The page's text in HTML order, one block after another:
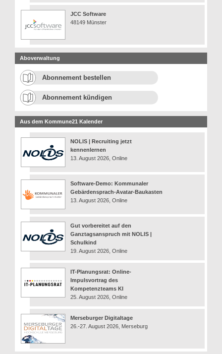
JCC Software
48149 Münster
Aboverwaltung
Abonnement bestellen
Abonnement kündigen
Aus dem Kommune21 Kalender
NOLIS | Recruiting jetzt
kennenlernen
13. August 2026, Online
Software-Demo: Kommunaler
Gebärdensprach-Avatar-Baukasten
13. August 2026, Online
Gut vorbereitet auf den
Ganztagsanspruch mit NOLIS |
Schulkind
19. August 2026, Online
IT-Planungsrat: Online-
Impulsvortrag des
Kompetenzteams KI
25. August 2026, Online
Merseburger Digitaltage
26.-27. August 2026, Merseburg